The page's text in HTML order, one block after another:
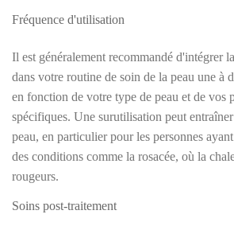
Fréquence d'utilisation
Il est généralement recommandé d'intégrer
dans votre routine de soin de la peau une à
en fonction de votre type de peau et de vos
spécifiques. Une surutilisation peut
peau, en particulier pour les personnes
des conditions comme la rosacée, où la
rougeurs.
Soins post-traitement